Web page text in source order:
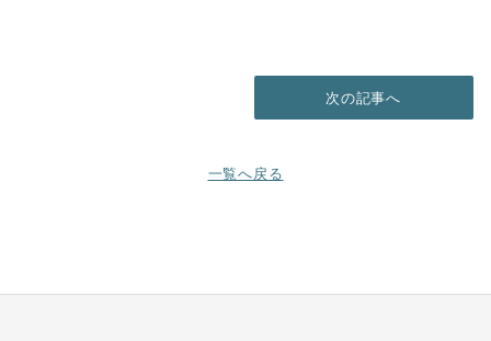
一覧へ戻る
次の記事へ